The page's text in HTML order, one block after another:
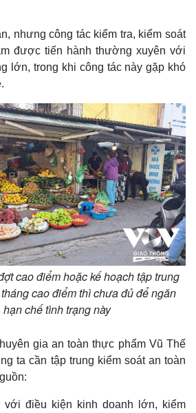
Thị trường
Giá vàng
Tiêu dùng
Tỷ giá
Chứng khoán
Giá cà phê
nhưng công tác kiểm tra, kiểm soát
được tiến hành thường xuyên với
lớn, trong khi công tác này gặp khó
cao điểm hoặc kế hoạch tập trung
cao điểm thì chưa đủ để ngăn
hạn chế tình trạng này
gia an toàn thực phẩm Vũ Thế
ta cần tập trung kiểm soát an toàn
với điều kiện kinh doanh lớn, kiểm